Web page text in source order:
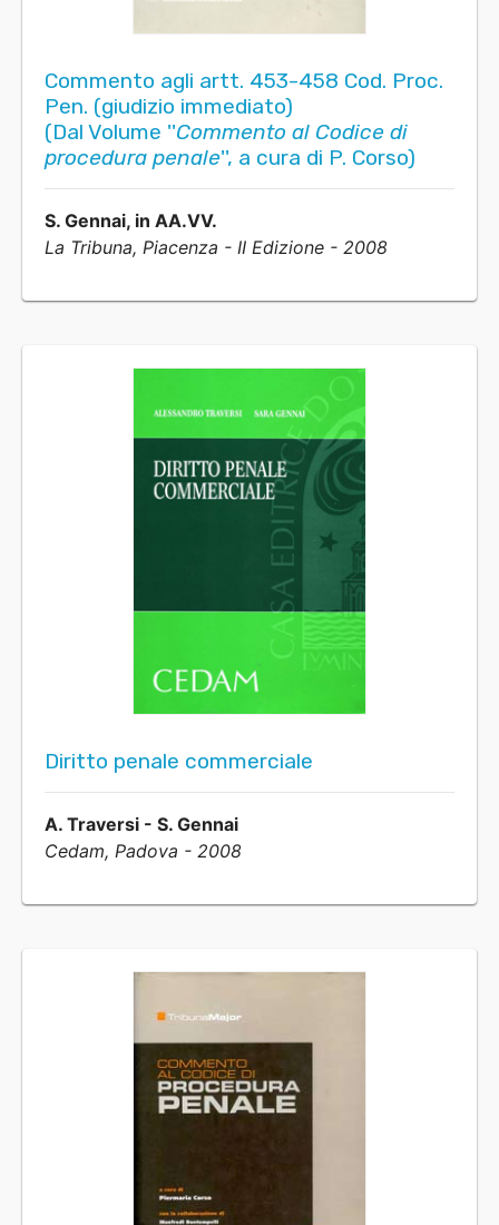
Commento agli artt. 453-458 Cod. Proc.
Pen. (giudizio immediato)
(Dal Volume ''Commento al Codice di
procedura penale'', a cura di P. Corso)
S. Gennai, in AA.VV.
La Tribuna, Piacenza - II Edizione - 2008
Diritto penale commerciale
A. Traversi - S. Gennai
Cedam, Padova - 2008